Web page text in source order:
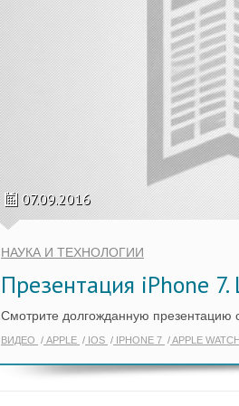
07.09.2016
НАУКА И ТЕХНОЛОГИИ
Презентация iPhone 7.
Смотрите долгожданную презентацию
ВИДЕО APPLE IOS IPHONE 7 APPLE WATCH